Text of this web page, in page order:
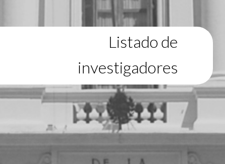
Listado de
investigadores